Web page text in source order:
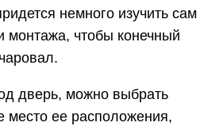
немного изучить сам
монтажа, чтобы конечный
дверь, можно выбрать
место ее расположения,